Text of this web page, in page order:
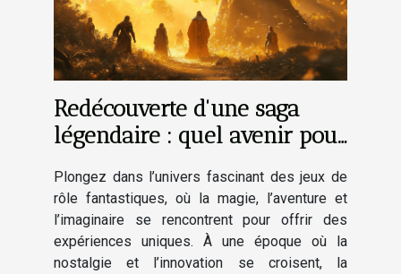
Redécouverte d'une saga
légendaire : quel avenir pour
?
Plongez dans l’univers fascinant des jeux de
rôle fantastiques, où la magie, l’aventure et
l’imaginaire se rencontrent pour offrir des
expériences uniques. À une époque où la
nostalgie et l’innovation se croisent, la